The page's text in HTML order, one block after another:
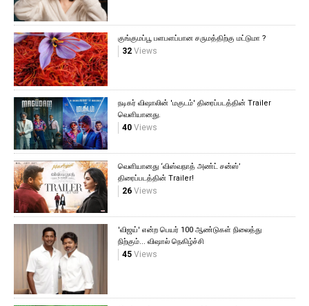
குங்குமப்பூ பளபளப்பான சருமத்திற்கு மட்டுமா ?
32Views
நடிகர் விஷாலின் 'மகுடம்' திரைப்படத்தின் Trailer
வெளியானது.
40Views
வெளியானது ‘விஸ்வநாத் அண்ட் சன்ஸ்’
திரைப்படத்தின் Trailer!
26Views
'விஜய்' என்ற பெயர் 100 ஆண்டுகள் நிலைத்து
நிற்கும்... விஷால் நெகிழ்ச்சி
45Views